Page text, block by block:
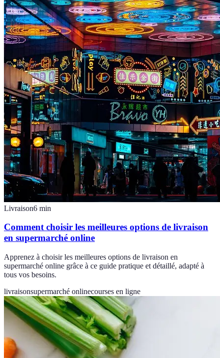
Livraison6 min
Comment choisir les meilleures options de livraison
en supermarché online
Apprenez à choisir les meilleures options de livraison en
supermarché online grâce à ce guide pratique et détaillé, adapté à
tous vos besoins.
livraisonsupermarché onlinecourses en ligne